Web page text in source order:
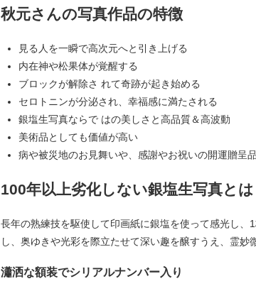
秋元さんの写真作品の特徴
見る人を一瞬で高次元へと引き上げる
内在神や松果体が覚醒する
ブロックが解除さ れて奇跡が起き始める
セロトニンが分泌され、幸福感に満たされる
銀塩生写真ならで はの美しさと高品質＆高波動
美術品としても価値が高い
病や被災地のお見舞いや、感謝やお祝いの開運贈呈
100年以上劣化しない銀塩生写真とは
長年の熟練技を駆使して印画紙に銀塩を使って感光し
し、奥ゆきや光彩を際立たせて深い趣を醸すうえ、霊
瀟洒な額装でシリアルナンバー入り